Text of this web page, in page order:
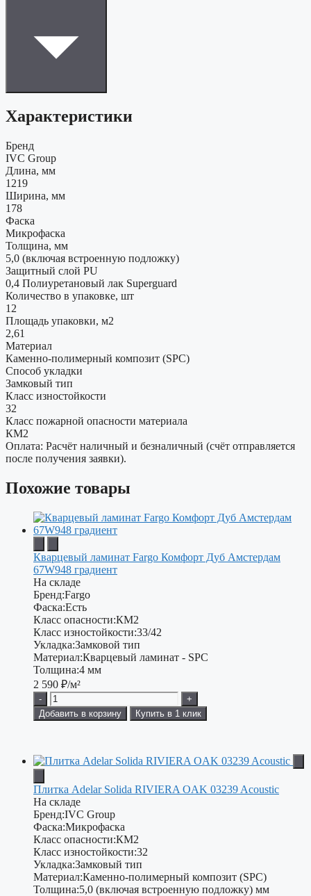
Характеристики
Бренд
IVC Group
Длина, мм
1219
Ширина, мм
178
Фаска
Микрофаска
Толщина, мм
5,0 (включая встроенную подложку)
Защитный слой PU
0,4 Полиуретановый лак Superguard
Количество в упаковке, шт
12
Площадь упаковки, м2
2,61
Материал
Каменно-полимерный композит (SPC)
Способ укладки
Замковый тип
Класс изностойкости
32
Класс пожарной опасности материала
КМ2
Оплата: Расчёт наличный и безналичный (счёт отправляется
после получения заявки).
Похожие товары
Кварцевый ламинат Fargo Комфорт Дуб Амстердам
67W948 градиент
На складе
Бренд:Fargo
Фаска:Есть
Класс опасности:КМ2
Класс изностойкости:33/42
Укладка:Замковой тип
Материал:Кварцевый ламинат - SPC
Толщина:4 мм
2 590 ₽/м²
-
+
Добавить в корзину
Купить в 1 клик
Плитка Adelar Solida RIVIERA OAK 03239 Acoustic
На складе
Бренд:IVC Group
Фаска:Микрофаска
Класс опасности:КМ2
Класс изностойкости:32
Укладка:Замковый тип
Материал:Каменно-полимерный композит (SPC)
Толщина:5,0 (включая встроенную подложку) мм